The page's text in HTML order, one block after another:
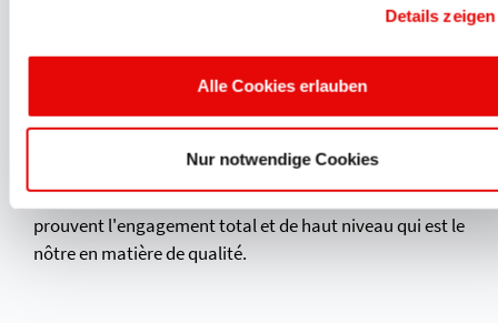
Details zeigen
Alle Cookies erlauben
Nur notwendige Cookies
PROTEC répond aux exigences les plus strictes en
certificationsinternationales que sont
UL, CSA, BSA, DIN EN ISO 9001:2015 VDE et VDA 6.2
prouvent l'engagement total et de haut niveau qui est le
nôtre en matière de qualité.